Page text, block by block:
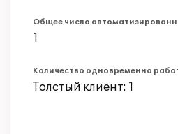
Общее число
1
Количество одновременно
Толстый клиент: 1